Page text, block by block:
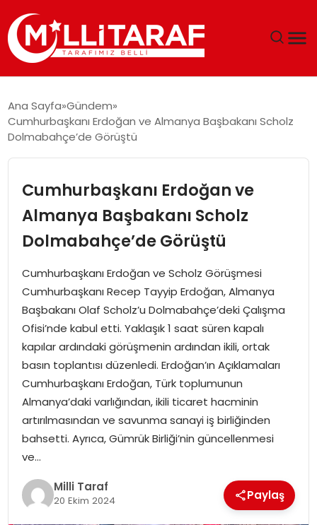
ÖZEL SAYFALAR
SPOR
SIYASET
MAGAZIN
Ana Sayfa Gündem
Cumhurbaşkanı Erdoğan ve Almanya Başbakanı Scholz
Dolmabahçe’de Görüştü
Cumhurbaşkanı Erdoğan ve
Almanya Başbakanı Scholz
Dolmabahçe’de Görüştü
Cumhurbaşkanı Erdoğan ve Scholz Görüşmesi
Cumhurbaşkanı Recep Tayyip Erdoğan, Almanya
Başbakanı Olaf Scholz’u Dolmabahçe’deki Çalışma
Ofisi’nde kabul etti. Yaklaşık 1 saat süren kapalı
kapılar ardındaki görüşmenin ardından ikili, ortak
basın toplantısı düzenledi. Erdoğan’ın Açıklamaları
Cumhurbaşkanı Erdoğan, Türk toplumunun
Almanya’daki varlığından, ikili ticaret hacminin
artırılmasından ve savunma sanayi iş birliğinden
bahsetti. Ayrıca, Gümrük Birliği’nin güncellenmesi
ve…
Milli Taraf
20 Ekim 2024 Paylaş